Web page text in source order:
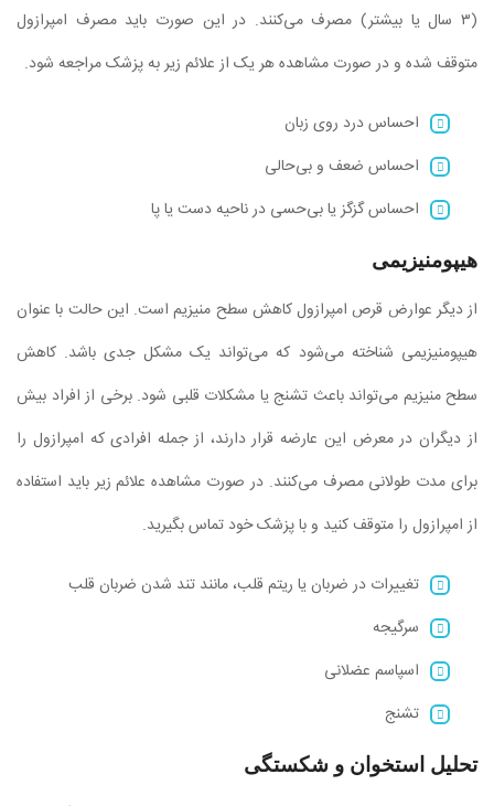
(۳ سال یا بیشتر) مصرف می‌کنند. در این صورت باید مصرف امپرازول
متوقف شده و در صورت مشاهده هر یک از علائم زیر به پزشک مراجعه شود.
احساس درد روی زبان
احساس ضعف و بی‌حالی
احساس گزگز یا بی‌حسی در ناحیه دست یا پا
هیپومنیزیمی
از دیگر عوارض قرص امپرازول کاهش سطح منیزیم است. این حالت با عنوان
هیپومنیزیمی شناخته می‌شود که می‌تواند یک مشکل جدی باشد. کاهش
سطح منیزیم می‌تواند باعث تشنج یا مشکلات قلبی شود. برخی از افراد بیش
از دیگران در معرض این عارضه قرار دارند، از جمله افرادی که امپرازول را
برای مدت طولانی مصرف می‌کنند. در صورت مشاهده علائم زیر باید استفاده
از امپرازول را متوقف کنید و با پزشک خود تماس بگیرید.
تغییرات در ضربان یا ریتم قلب، مانند تند شدن ضربان قلب
سرگیجه
اسپاسم عضلانی
تشنج
تحلیل استخوان و شکستگی